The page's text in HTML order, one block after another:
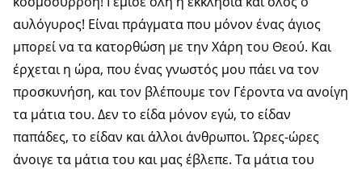
αυλόγυρος! Είναι πράγματα που μόνον ένας άγιος
μπορεί να τα κατορθώση με την Χάρη του Θεού. Και
έρχεται η ώρα, που ένας γνωστός μου πάει να τον
προσκυνήση, και τον βλέπουμε τον Γέροντα να ανοίγη
τα μάτια του. Δεν το είδα μόνον εγώ, το είδαν
παπάδες, το είδαν και άλλοι άνθρωποι. Ώρες-ώρες
άνοιγε τα μάτια του και μας έβλεπε. Τα μάτια του